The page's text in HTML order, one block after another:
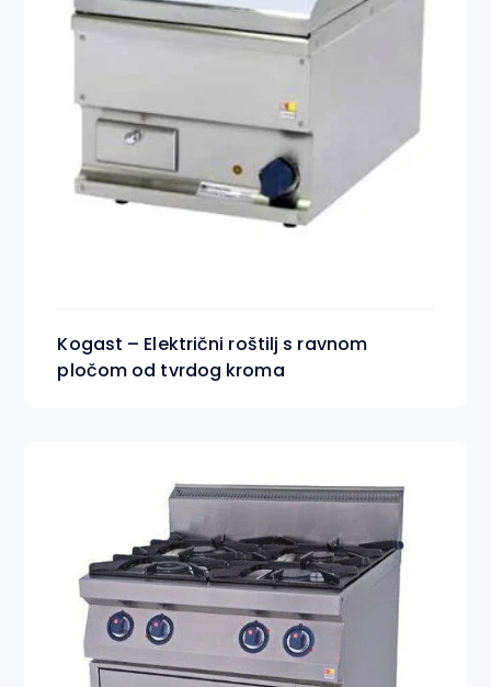
Kogast – Električni roštilj s ravnom
pločom od tvrdog kroma